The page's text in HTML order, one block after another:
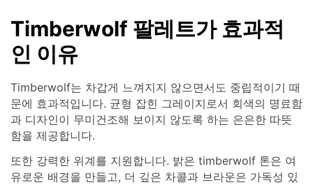
Timberwolf 팔레트가 효과적
인 이유
Timberwolf는 차갑게 느껴지지 않으면서도 중립적이기 때
문에 효과적입니다. 균형 잡힌 그레이지로서 회색의 명료함
과 디자인이 무미건조해 보이지 않도록 하는 은은한 따뜻
함을 제공합니다.
또한 강력한 위계를 지원합니다. 밝은 timberwolf 톤은 여
유로운 배경을 만들고, 더 깊은 차콜과 브라운은 가독성 있